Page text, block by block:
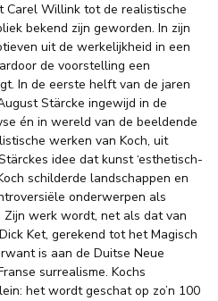
Carel Willink tot de realistische
bekend zijn geworden. In zijn
uit de werkelijkheid in een
de voorstelling een
In de eerste helft van de jaren
Stärcke ingewijd in de
én in wereld van de beeldende
werken van Koch, uit
idee dat kunst ‘esthetisch-
schilderde landschappen en
onderwerpen als
werk wordt, net als dat van
Ket, gerekend tot het Magisch
is aan de Duitse Neue
surrealisme. Kochs
het wordt geschat op zo’n 100